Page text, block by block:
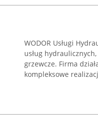
WODOR Usługi
usług
grzewcze. Firma
kompleksowe